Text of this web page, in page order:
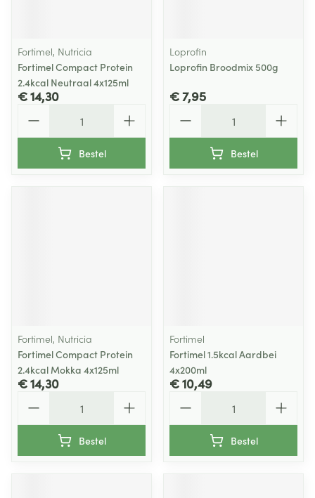
Fortimel, Nutricia
Fortimel Compact Protein
2.4kcal Neutraal 4x125ml
€ 14,30
Bestel
Loprofin
Loprofin Broodmix 500g
€ 7,95
Bestel
Fortimel, Nutricia
Fortimel Compact Protein
2.4kcal Mokka 4x125ml
€ 14,30
Bestel
Fortimel
Fortimel 1.5kcal Aardbei
4x200ml
€ 10,49
Bestel